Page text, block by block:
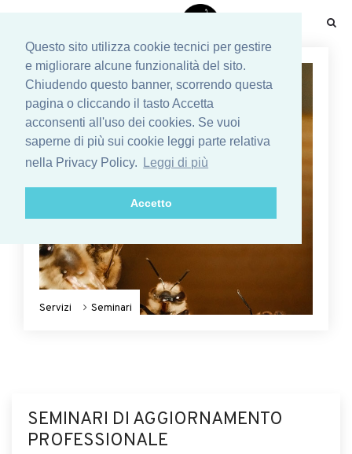
Questo sito utilizza cookie tecnici per gestire
e migliorare alcune funzionalità del sito.
Chiudendo questo banner, scorrendo questa
pagina o cliccando il tasto Accetta
acconsenti all'uso dei cookies. Se vuoi
saperne di più sui cookie leggi parte relativa
nella Privacy Policy.
Leggi di più
Accetto
Servizi Seminari
SEMINARI DI AGGIORNAMENTO
PROFESSIONALE